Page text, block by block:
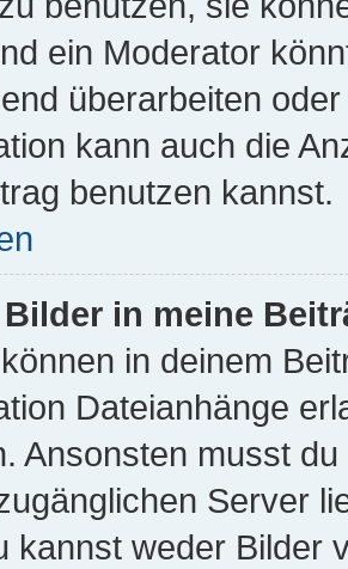
ein Moderator
überarbeiten
kann auch die
benutzen kannst.
in meine
in deinem
Dateianhänge
Ansonsten musst
Server
kannst weder Bilder